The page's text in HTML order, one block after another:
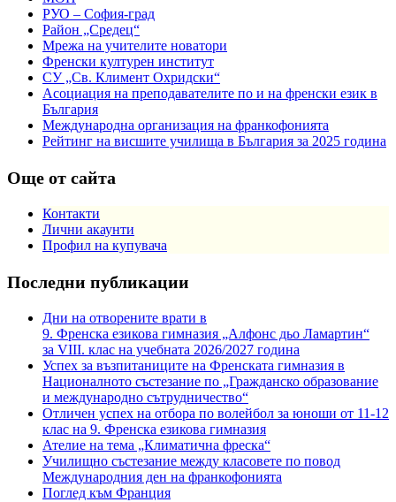
РУО – София-град
Район „Средец“
Мрежа на учителите новатори
Френски културен институт
СУ „Св. Климент Охридски“
Асоциация на преподавателите по и на френски език в
България
Международна организация на франкофонията
Рейтинг на висшите училища в България за 2025 година
Още от сайта
Контакти
Лични акаунти
Профил на купувача
Последни публикации
Дни на отворените врати в
9. Френска езикова гимназия „Алфонс дьо Ламартин“
за VIII. клас на учебната 2026/2027 година
Успех за възпитаниците на Френската гимназия в
Националното състезание по „Гражданско образование
и международно сътрудничество“
Отличен успех на отбора по волейбол за юноши от 11-12
клас на 9. Френска езикова гимназия
Ателие на тема „Климатична фреска“
Училищно състезание между класовете по повод
Международния ден на франкофонията
Поглед към Франция